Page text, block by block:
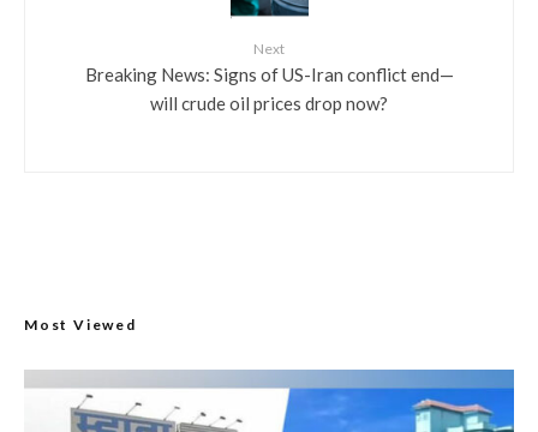
Next
Breaking News: Signs of US-Iran conflict end—
will crude oil prices drop now?
Most Viewed